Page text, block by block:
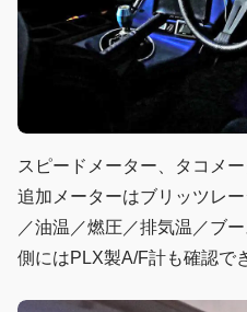
スピードメーター、タコメ
追加メーターはブリッツレ
／油温／燃圧／排気温／ブ
側にはPLX製A/F計も確認で